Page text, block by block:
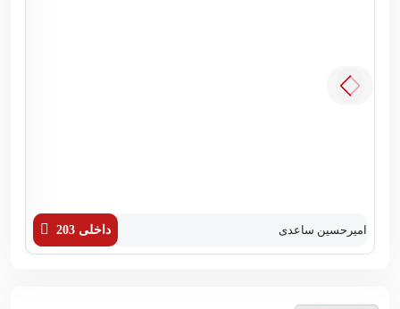
امیرحسین ساعدی داخلی 203